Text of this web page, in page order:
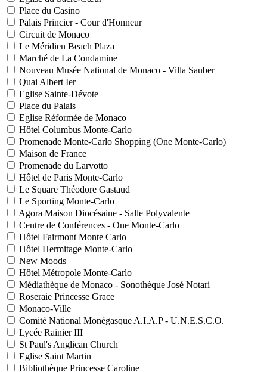
Place du Casino
Palais Princier - Cour d'Honneur
Circuit de Monaco
Le Méridien Beach Plaza
Marché de La Condamine
Nouveau Musée National de Monaco - Villa Sauber
Quai Albert Ier
Eglise Sainte-Dévote
Place du Palais
Eglise Réformée de Monaco
Hôtel Columbus Monte-Carlo
Promenade Monte-Carlo Shopping (One Monte-Carlo)
Maison de France
Promenade du Larvotto
Hôtel de Paris Monte-Carlo
Le Square Théodore Gastaud
Le Sporting Monte-Carlo
Agora Maison Diocésaine - Salle Polyvalente
Centre de Conférences - One Monte-Carlo
Hôtel Fairmont Monte Carlo
Hôtel Hermitage Monte-Carlo
New Moods
Hôtel Métropole Monte-Carlo
Médiathèque de Monaco - Sonothèque José Notari
Roseraie Princesse Grace
Monaco-Ville
Comité National Monégasque A.I.A.P - U.N.E.S.C.O.
Lycée Rainier III
St Paul's Anglican Church
Eglise Saint Martin
Bibliothèque Princesse Caroline